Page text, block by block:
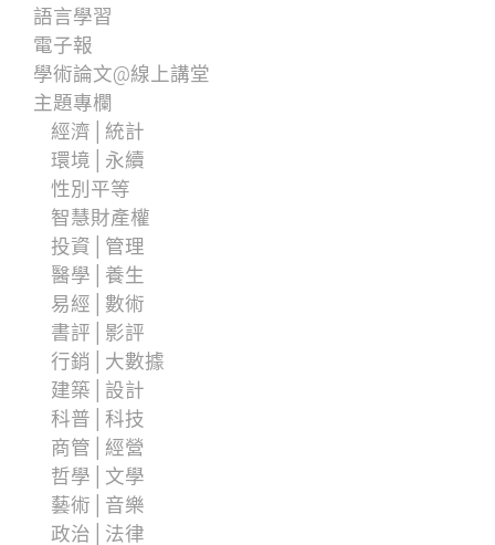
語言學習
電子報
學術論文@線上講堂
主題專欄
經濟│統計
環境│永續
性別平等
智慧財產權
投資│管理
醫學│養生
易經│數術
書評│影評
行銷│大數據
建築│設計
科普│科技
商管│經營
哲學│文學
藝術│音樂
政治│法律